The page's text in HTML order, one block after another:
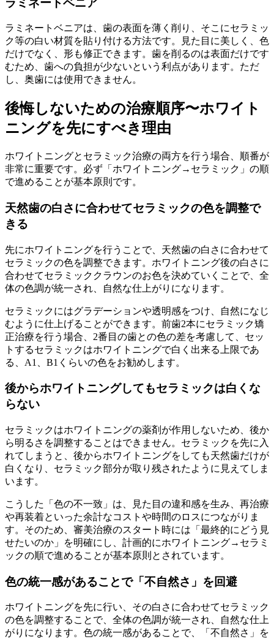
ラミネートベニアは、歯の表面を薄く削り、そこにセラミッ
ク等の白い材質を貼り付ける方法です。見た目に美しく、色
だけでなく、形も修正できます。歯を削るのは表面だけです
むため、歯への負担が少ないという利点があります。ただ
し、奥歯には使用できません。
後悔しないための治療順序〜ホワイト
ニングを先にすべき理由
ホワイトニングとセラミック治療の両方を行う場合、順番が
非常に重要です。必ず「ホワイトニング→セラミック」の順
で進めることが基本原則です。
天然歯の白さに合わせてセラミックの色を調整で
きる
先にホワイトニングを行うことで、天然歯の白さに合わせて
セラミックの色を調整できます。ホワイトニング後の白さに
合わせてセラミッククラウンのお色を決めていくことで、全
体の色調が統一され、自然な仕上がりになります。
セラミックにはグラデーションや透明感をつけ、自然になじ
むように仕上げることができます。前歯2本にセラミック矯
正治療を行う場合、2番目の歯との色の差を考慮して、セッ
トするセラミックはホワイトニングで白く出来る上限であ
る、A1、B1くらいの色をお勧めします。
後からホワイトニングしてもセラミックは白くな
らない
セラミックはホワイトニングの薬剤が作用しないため、後か
ら明るさを調整することはできません。セラミックを先に入
れてしまうと、後からホワイトニングをしても天然歯だけが
白くなり、セラミック部分が取り残されたように見えてしま
います。
こうした「色の不一致」は、見た目の違和感を生み、再治療
や再装着といった余計なコストや時間のロスにつながりま
す。そのため、審美治療のスタート時には「最終的にどう見
せたいのか」を明確にし、計画的にホワイトニング→セラミ
ックの順で進めることが基本原則とされています。
色の統一感があることで「不自然さ」を回避
ホワイトニングを先に行い、その白さに合わせてセラミック
の色を調整することで、全体の色調が統一され、自然な仕上
がりになります。色の統一感があることで、「不自然さ」を